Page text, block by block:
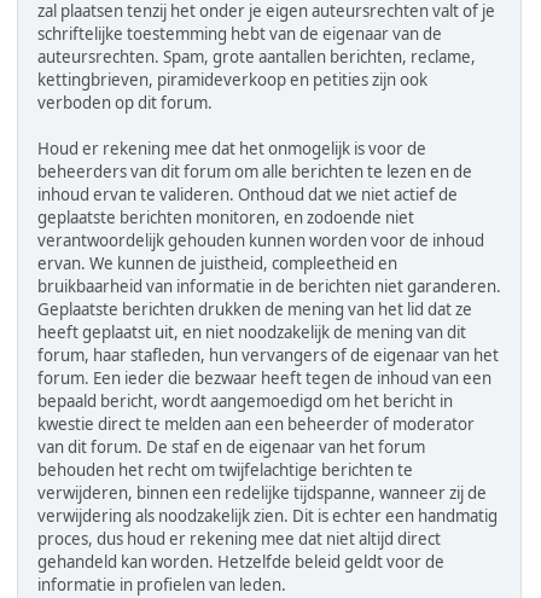
zal plaatsen tenzij het onder je eigen auteursrechten valt of je
schriftelijke toestemming hebt van de eigenaar van de
auteursrechten. Spam, grote aantallen berichten, reclame,
kettingbrieven, piramideverkoop en petities zijn ook
verboden op dit forum.
Houd er rekening mee dat het onmogelijk is voor de
beheerders van dit forum om alle berichten te lezen en de
inhoud ervan te valideren. Onthoud dat we niet actief de
geplaatste berichten monitoren, en zodoende niet
verantwoordelijk gehouden kunnen worden voor de inhoud
ervan. We kunnen de juistheid, compleetheid en
bruikbaarheid van informatie in de berichten niet garanderen.
Geplaatste berichten drukken de mening van het lid dat ze
heeft geplaatst uit, en niet noodzakelijk de mening van dit
forum, haar stafleden, hun vervangers of de eigenaar van het
forum. Een ieder die bezwaar heeft tegen de inhoud van een
bepaald bericht, wordt aangemoedigd om het bericht in
kwestie direct te melden aan een beheerder of moderator
van dit forum. De staf en de eigenaar van het forum
behouden het recht om twijfelachtige berichten te
verwijderen, binnen een redelijke tijdspanne, wanneer zij de
verwijdering als noodzakelijk zien. Dit is echter een handmatig
proces, dus houd er rekening mee dat niet altijd direct
gehandeld kan worden. Hetzelfde beleid geldt voor de
informatie in profielen van leden.